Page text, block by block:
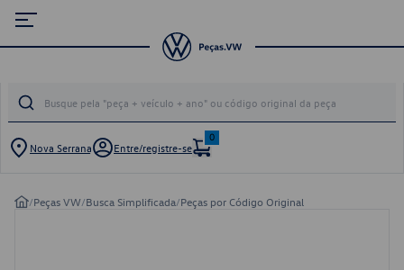
Nova Serrana Entre/registre-se
0
/Peças VW/Busca Simplificada/Peças por Código Original